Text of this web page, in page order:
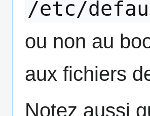
/etc/
ou non au
aux fichiers
Notez aussi